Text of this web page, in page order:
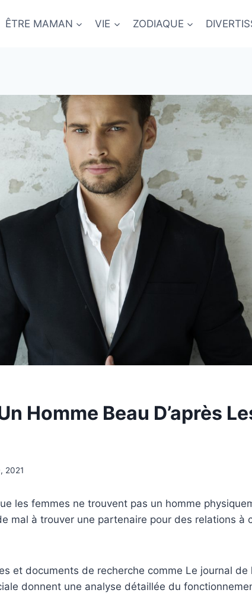
ÊTRE MAMAN VIE ZODIAQUE
Homme Beau D’après
2021
les femmes ne trouvent pas un homme
mal à trouver une partenaire pour des relations à
et documents de recherche comme Le journal de
donnent une analyse détaillée du